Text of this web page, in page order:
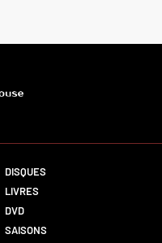
DISQUES
LIVRES
DVD
SAISONS